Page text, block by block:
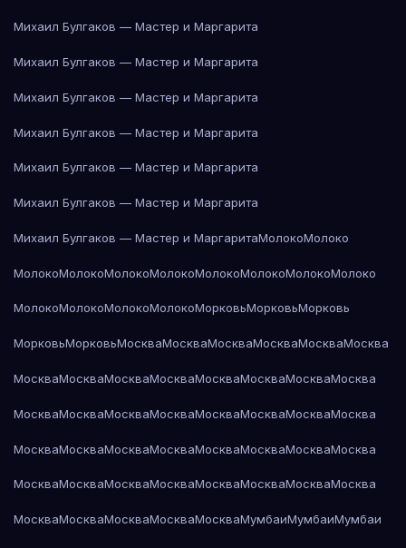
Михаил Булгаков — Мастер и Маргарита
Михаил Булгаков — Мастер и Маргарита
Михаил Булгаков — Мастер и Маргарита
Михаил Булгаков — Мастер и Маргарита
Михаил Булгаков — Мастер и Маргарита
Михаил Булгаков — Мастер и Маргарита
Михаил Булгаков — Мастер и МаргаритаМолокоМолоко
МолокоМолокоМолокоМолокоМолокоМолокоМолокоМолоко
МолокоМолокоМолокоМолокоМорковьМорковьМорковь
МорковьМорковьМоскваМоскваМоскваМоскваМоскваМосква
МоскваМоскваМоскваМоскваМоскваМоскваМоскваМосква
МоскваМоскваМоскваМоскваМоскваМоскваМоскваМосква
МоскваМоскваМоскваМоскваМоскваМоскваМоскваМосква
МоскваМоскваМоскваМоскваМоскваМоскваМоскваМосква
МоскваМоскваМоскваМоскваМоскваМумбаиМумбаиМумбаи